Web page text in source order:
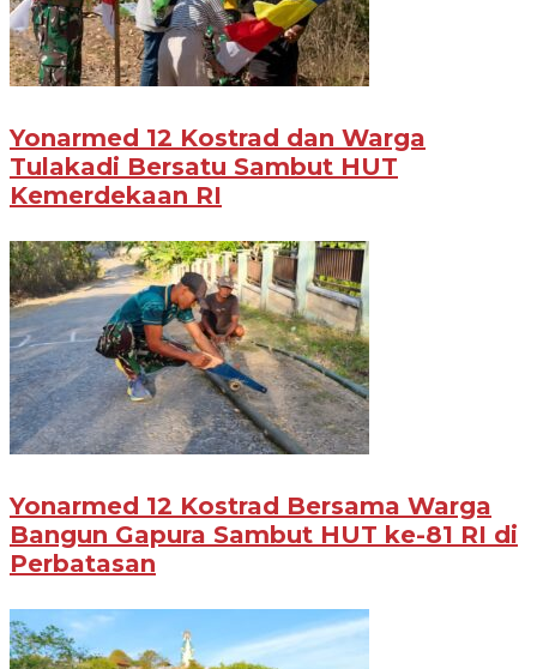
Yonarmed 12 Kostrad dan Warga
Tulakadi Bersatu Sambut HUT
Kemerdekaan RI
Yonarmed 12 Kostrad Bersama Warga
Bangun Gapura Sambut HUT ke-81 RI di
Perbatasan